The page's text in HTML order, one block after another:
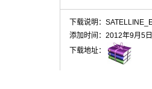
下载说明：
添加时间：2012年9月5日
下载地址：